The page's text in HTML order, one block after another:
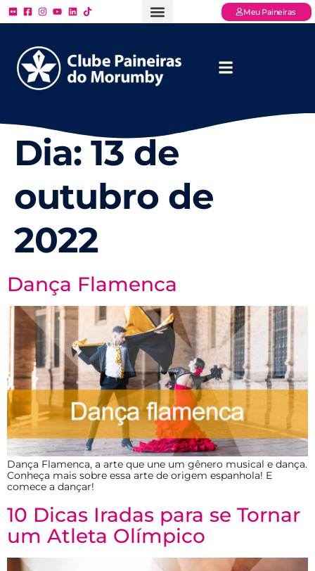
Meu Paineiras
Dia: 13 de
outubro de
2022
Dança Flamenca
Dança Flamenca, a arte que une um gênero musical e dança.
Conheça mais sobre essa arte de origem espanhola! E
comece a dançar!
10 Dicas Iradas para se Tornar
um Atleta Olímpico